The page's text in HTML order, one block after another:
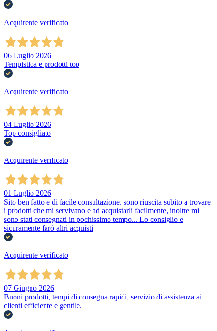
Acquirente verificato
06 Luglio 2026
Tempistica e prodotti top
Acquirente verificato
04 Luglio 2026
Top consigliato
Acquirente verificato
01 Luglio 2026
Sito ben fatto e di facile consultazione, sono riuscita subito a trovare
i prodotti che mi servivano e ad acquistarli facilmente, inoltre mi
sono stati consegnati in pochissimo tempo... Lo consiglio e
sicuramente farò altri acquisti
Acquirente verificato
07 Giugno 2026
Buoni prodotti, tempi di consegna rapidi, servizio di assistenza ai
clienti efficiente e gentile.